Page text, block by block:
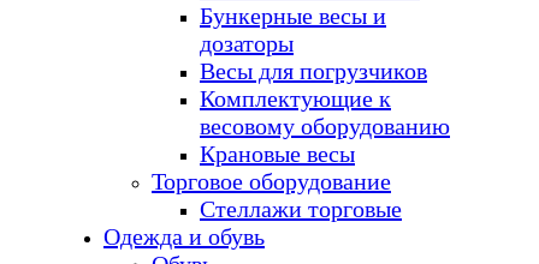
Бункерные весы и
дозаторы
Весы для погрузчиков
Комплектующие к
весовому оборудованию
Крановые весы
Торговое оборудование
Стеллажи торговые
Одежда и обувь